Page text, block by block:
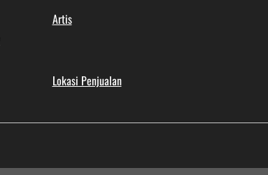
Artis
Lokasi Penjualan